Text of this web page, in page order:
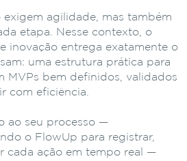
exigem agilidade, mas também
etapa. Nesse contexto, o
inovação entrega exatamente o
uma estrutura prática para
MVPs bem definidos, validados
com eficiência.
ao seu processo —
o FlowUp para registrar,
cada ação em tempo real —